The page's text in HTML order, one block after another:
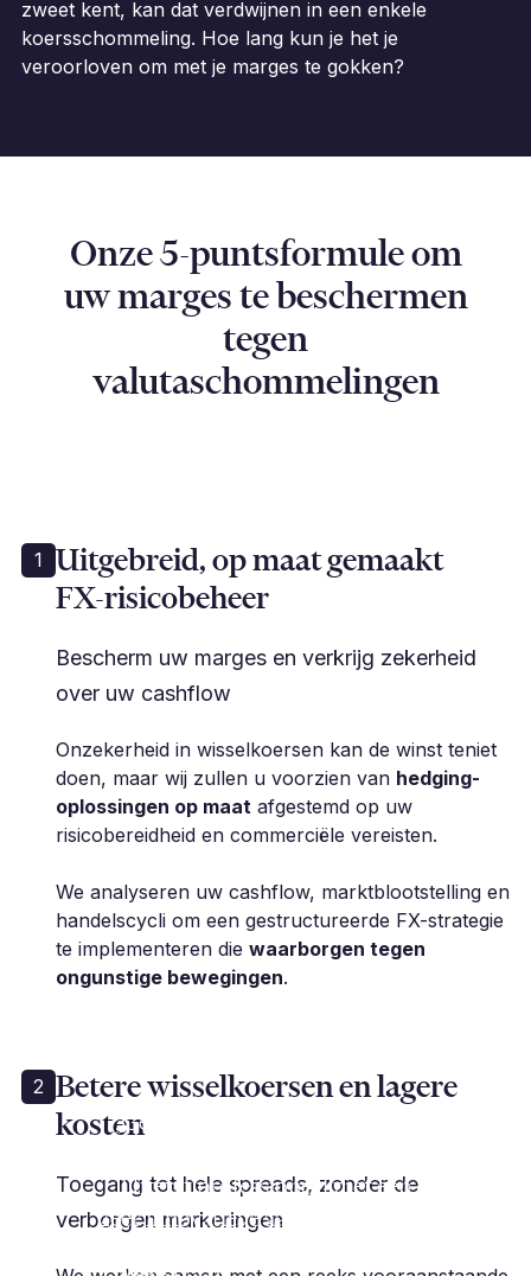
zweet kent, kan dat verdwijnen in een enkele
koersschommeling. Hoe lang kun je het je
veroorloven om met je marges te gokken?
Onze 5-puntsformule om
uw marges te beschermen
tegen
valutaschommelingen
1 Uitgebreid, op maat gemaakt
FX-risicobeheer
Bescherm uw marges en verkrijg zekerheid
over uw cashflow
Onzekerheid in wisselkoersen kan de winst teniet
doen, maar wij zullen u voorzien van hedging-
oplossingen op maatafgestemd op uw
risicobereidheid en commerciële vereisten.
We analyseren uw cashflow, marktblootstelling en
handelscycli om een gestructureerde FX-strategie
te implementeren die waarborgen tegen
ongunstige bewegingen.
„Geavanceerde diensten op het
Uiterst professioneel met een
zeer innovatieve aanpak. Als klant
2 Betere wisselkoersen en lagere
kosten
Toegang tot hele spreads, zonder de
verborgen markeringen